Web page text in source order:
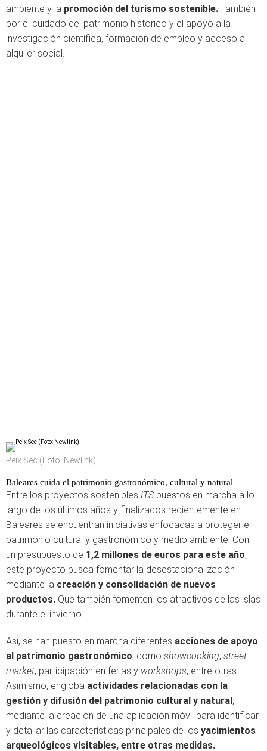
ambiente y la promoción del turismo sostenible. También
por el cuidado del patrimonio histórico y el apoyo a la
investigación científica, formación de empleo y acceso a
alquiler social.
Peix Sec (Foto: Newlink)
Baleares cuida el patrimonio gastronómico, cultural y natural
Entre los proyectos sostenibles ITS puestos en marcha a lo
largo de los últimos años y finalizados recientemente en
Baleares se encuentran iniciativas enfocadas a proteger el
patrimonio cultural y gastronómico y medio ambiente. Con
un presupuesto de 1,2 millones de euros para este año,
este proyecto busca fomentar la desestacionalización
mediante la creación y consolidación de nuevos
productos. Que también fomenten los atractivos de las islas
durante el invierno.
Así, se han puesto en marcha diferentes acciones de apoyo
al patrimonio gastronómico, como showcooking, street
market, participación en ferias y workshops, entre otras.
Asimismo, engloba actividades relacionadas con la
gestión y difusión del patrimonio cultural y natural,
mediante la creación de una aplicación móvil para identificar
y detallar las características principales de los yacimientos
arqueológicos visitables, entre otras medidas.